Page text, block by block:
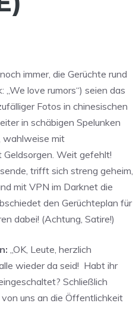
immer, die Gerüchte rund
„We love rumors“) seien das
Fotos in chinesischen
in schäbigen Spelunken
wahlweise mit
Weit gefehlt!
trifft sich streng geheim,
mit VPN im Darknet die
den Gerüchteplan für
dabei! (Achtung, Satire!)
„OK, Leute, herzlich
wieder da seid! Habt ihr
Schließlich
uns an die Öffentlichkeit